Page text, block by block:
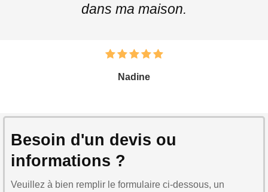
dans ma maison.
Nadine
Besoin d'un devis ou
informations ?
Veuillez à bien remplir le formulaire ci-dessous, un